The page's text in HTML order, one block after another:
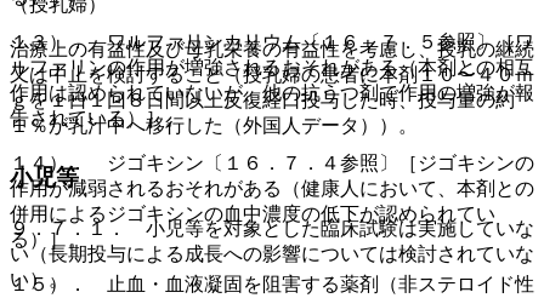
（授乳婦）
治療上の有益性及び母乳栄養の有益性を考慮し、授乳の継続
又は中止を検討すること（授乳婦の患者に本剤１０〜４０ｍ
ｇを１日１回８日間以上反復経口投与した時、投与量の約
１％が乳汁中へ移行した（外国人データ））。
小児等
９．７．１． 小児等を対象とした臨床試験は実施していな
い（長期投与による成長への影響については検討されていな
い）。
１３）． ワルファリンカリウム〔１６．７．５参照〕［ワ
ルファリンの作用が増強されるおそれがある（本剤との相互
作用は認められていないが、他の抗うつ剤で作用の増強が報
告されている）］。
１４）． ジゴキシン〔１６．７．４参照〕［ジゴキシンの
作用が減弱されるおそれがある（健康人において、本剤との
併用によるジゴキシンの血中濃度の低下が認められてい
る）］。
１５）． 止血・血液凝固を阻害する薬剤（非ステロイド性